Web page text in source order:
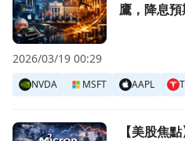
鷹，降息
NVDA MSFT AAPL
2026/03/19 00:29
前往【美股焦點】美光財報衝
【美股焦